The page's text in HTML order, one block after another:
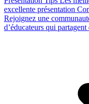
excellente présentation
Rejoignez une
d’éducateurs qui